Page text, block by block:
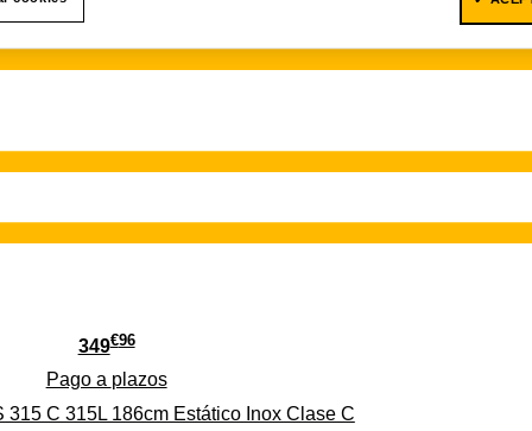
349€96
Pago a plazos
C 315L 186cm Estático Inox Clase C